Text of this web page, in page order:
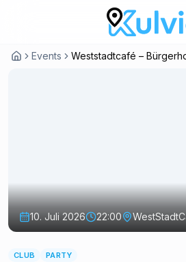
Events Weststadtcafé –
10. Juli 2026 22:00
CLUB PARTY